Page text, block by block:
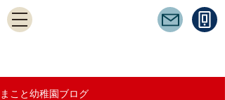
まこと幼稚園ブログ